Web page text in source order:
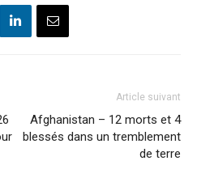
Article suivant
Afghanistan – 12 morts et 4
blessés dans un tremblement
de terre